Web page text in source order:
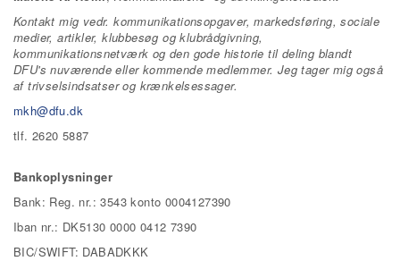
Kontakt mig vedr. kommunikationsopgaver, markedsføring, sociale
medier, artikler, klubbesøg og klubrådgivning,
kommunikationsnetværk og den gode historie til deling blandt
DFU's nuværende eller kommende medlemmer. Jeg tager mig også
af trivselsindsatser og krænkelsessager.
mkh@dfu.dk
tlf. 2620 5887
Bankoplysninger
Bank: Reg. nr.: 3543 konto 0004127390
Iban nr.: DK5130 0000 0412 7390
BIC/SWIFT: DABADKKK